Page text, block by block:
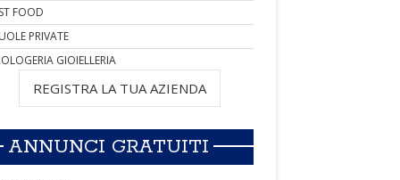
FOOD
PRIVATE
GIOIELLERIA
REGISTRA LA TUA AZIENDA
ANNUNCI GRATUITI